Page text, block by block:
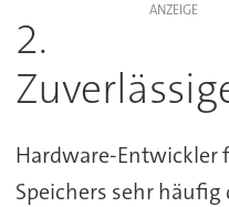
ANZEIGE
2.
Hardware-Entwickler
Speichers sehr